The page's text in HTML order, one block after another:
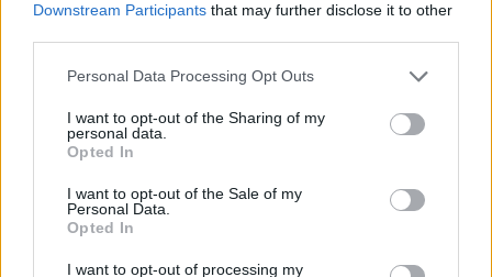
Downstream Participants that may further disclose it to other
Personal Data Processing Opt Outs
I want to opt-out of the Sharing of my
personal data.
Opted In
I want to opt-out of the Sale of my
Personal Data.
Opted In
I want to opt-out of processing my
Φωτ.: Paulius Dragunas / Unsplash
Ανοιχτοί για το κοινό 29 φάροι της χώρας την
Κυριακή 20 Αυγουστου, με την ευκαιρία της